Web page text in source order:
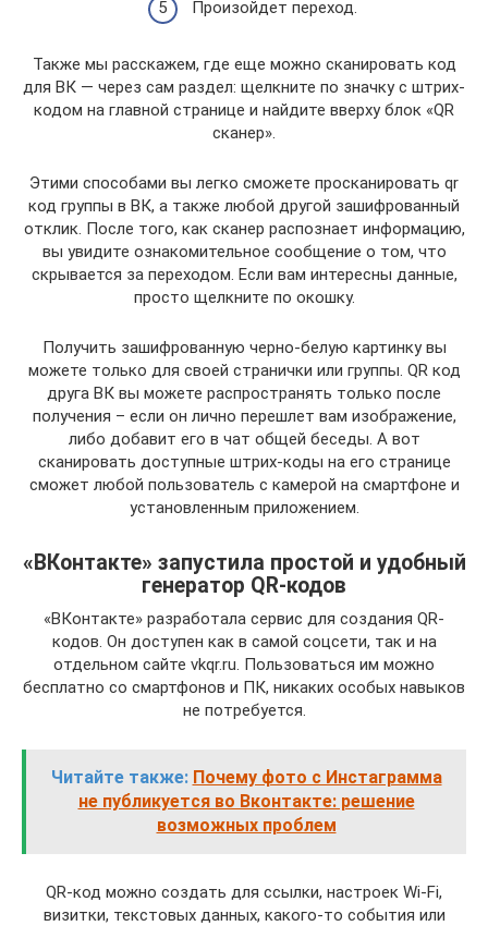
Произойдет переход.
Также мы расскажем, где еще можно сканировать код
для ВК — через сам раздел: щелкните по значку с штрих-
кодом на главной странице и найдите вверху блок «QR
сканер».
Этими способами вы легко сможете просканировать qr
код группы в ВК, а также любой другой зашифрованный
отклик. После того, как сканер распознает информацию,
вы увидите ознакомительное сообщение о том, что
скрывается за переходом. Если вам интересны данные,
просто щелкните по окошку.
Получить зашифрованную черно-белую картинку вы
можете только для своей странички или группы. QR код
друга ВК вы можете распространять только после
получения – если он лично перешлет вам изображение,
либо добавит его в чат общей беседы. А вот
сканировать доступные штрих-коды на его странице
сможет любой пользователь с камерой на смартфоне и
установленным приложением.
«ВКонтакте» запустила простой и удобный
генератор QR-кодов
«ВКонтакте» разработала сервис для создания QR-
кодов. Он доступен как в самой соцсети, так и на
отдельном сайте vkqr.ru. Пользоваться им можно
бесплатно со смартфонов и ПК, никаких особых навыков
не потребуется.
Читайте также: Почему фото с Инстаграмма
не публикуется во Вконтакте: решение
возможных проблем
QR-код можно создать для ссылки, настроек Wi-Fi,
визитки, текстовых данных, какого-то события или